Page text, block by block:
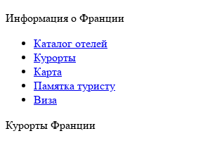
Информация о Франции
Каталог отелей
Курорты
Карта
Памятка туристу
Виза
Курорты Франции